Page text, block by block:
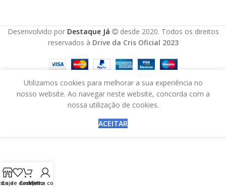
Desenvolvido por Destaque Já
desde 2020. Todos os direitos
reservados à Drive da Cris Oficial 2023
Utilizamos cookies para melhorar a sua experiência no
nosso website. Ao navegar neste website, concorda com a
nossa utilização de cookies.
ACEITAR
Lojade desejos
Carrinho
Minha conta